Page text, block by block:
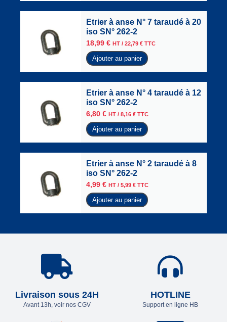
Etrier à anse N° 7 taraudé à 20
iso SN° 262-2
18,99 € HT / 22,79 € TTC
Ajouter au panier
Etrier à anse N° 4 taraudé à 12
iso SN° 262-2
6,80 € HT / 8,16 € TTC
Ajouter au panier
Etrier à anse N° 2 taraudé à 8
iso SN° 262-2
4,99 € HT / 5,99 € TTC
Ajouter au panier
Livraison sous 24H
Avant 13h, voir nos CGV
HOTLINE
Support en ligne HB